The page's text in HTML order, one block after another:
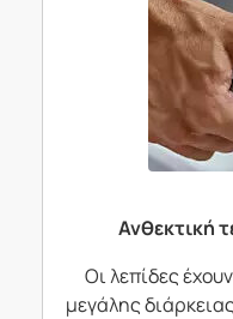
Ανθεκτική
Οι λεπίδες
μεγάλης